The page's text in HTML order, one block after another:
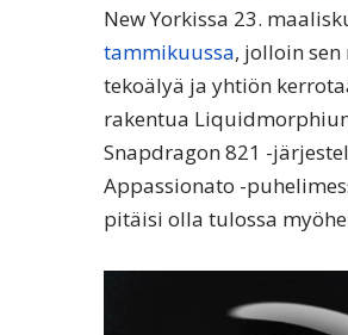
New Yorkissa 23.
tammikuussa, jolloin
tekoälyä ja yhtiön
rakentua
Snapdragon 821 -
Appassionato -
pitäisi olla tulossa